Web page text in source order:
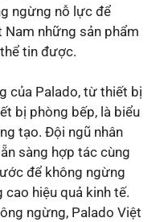
ngừng nỗ lực để
những sản phẩm
tin được.
của Palado, từ thiết bị
bị phòng bếp, là biểu
tạo. Đội ngũ nhân
sàng hợp tác cùng
để không ngừng
hiệu quả kinh tế.
ngừng, Palado Việt